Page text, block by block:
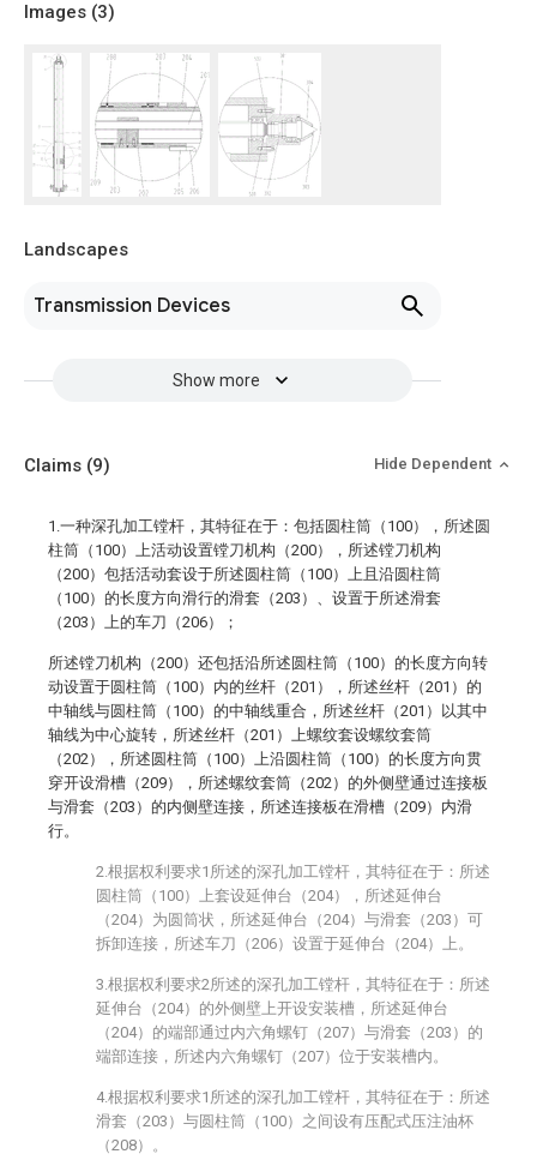
Images (3)
Landscapes
Transmission Devices
Show more
Claims (9) Hide Dependent
1.一种深孔加工镗杆，其特征在于：包括圆柱筒（100），所述圆
柱筒（100）上活动设置镗刀机构（200），所述镗刀机构
（200）包括活动套设于所述圆柱筒（100）上且沿圆柱筒
（100）的长度方向滑行的滑套（203）、设置于所述滑套
（203）上的车刀（206）；
所述镗刀机构（200）还包括沿所述圆柱筒（100）的长度方向转
动设置于圆柱筒（100）内的丝杆（201），所述丝杆（201）的
中轴线与圆柱筒（100）的中轴线重合，所述丝杆（201）以其中
轴线为中心旋转，所述丝杆（201）上螺纹套设螺纹套筒
（202），所述圆柱筒（100）上沿圆柱筒（100）的长度方向贯
穿开设滑槽（209），所述螺纹套筒（202）的外侧壁通过连接板
与滑套（203）的内侧壁连接，所述连接板在滑槽（209）内滑
行。
2.根据权利要求1所述的深孔加工镗杆，其特征在于：所述
圆柱筒（100）上套设延伸台（204），所述延伸台
（204）为圆筒状，所述延伸台（204）与滑套（203）可
拆卸连接，所述车刀（206）设置于延伸台（204）上。
3.根据权利要求2所述的深孔加工镗杆，其特征在于：所述
延伸台（204）的外侧壁上开设安装槽，所述延伸台
（204）的端部通过内六角螺钉（207）与滑套（203）的
端部连接，所述内六角螺钉（207）位于安装槽内。
4.根据权利要求1所述的深孔加工镗杆，其特征在于：所述
滑套（203）与圆柱筒（100）之间设有压配式压注油杯
（208）。